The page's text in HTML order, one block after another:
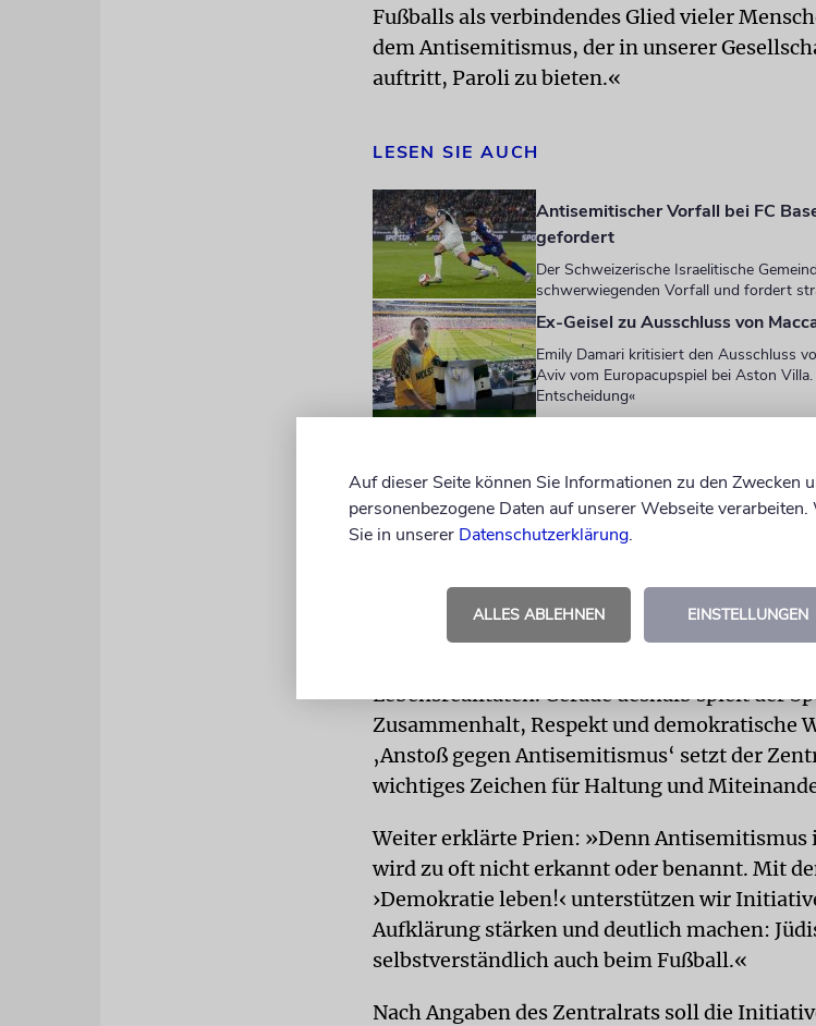
Fußballs als verbindendes Glied vieler
dem Antisemitismus, der in unserer
auftritt, Paroli zu bieten.«
LESEN SIE AUCH
Antisemitischer Vorfall bei FC
gefordert
Der Schweizerische Israelitische
schwerwiegenden Vorfall und fordert
Ex-Geisel zu Ausschluss von
Emily Damari kritisiert den Ausschluss
Aviv vom Europacupspiel bei Aston
Entscheidung«
körperlich attackiert
des Bundesprogramms »Demokratie
Prien betonte: »Fußball begeistert Millionen
Lebensrealitäten. Gerade deshalb spielt der
Zusammenhalt, Respekt und demokratische
‚Anstoß gegen Antisemitismus‘ setzt der
wichtiges Zeichen für Haltung und
Weiter erklärte Prien: »Denn Antisemitismus
wird zu oft nicht erkannt oder benannt. Mit
›Demokratie leben!‹ unterstützen wir
Aufklärung stärken und deutlich machen:
selbstverständlich auch beim Fußball.«
Nach Angaben des Zentralrats soll die
Auf dieser Seite können Sie Informationen zu den Zwecken
personenbezogene Daten auf unserer Webseite
Sie in unserer Datenschutzerklärung.
ALLES ABLEHNEN EINSTELLUNGEN